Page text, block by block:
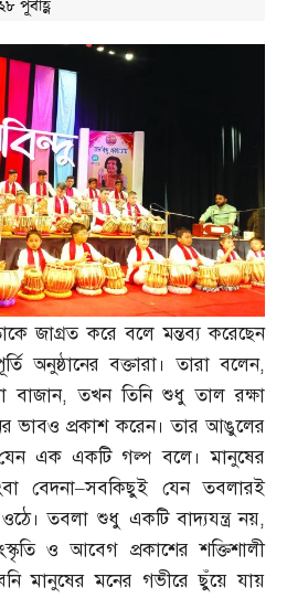
পূর্বাহ্ণ
জাগ্রত করে বলে মন্তব্য করেছেন
অনুষ্ঠানের বক্তারা। তারা বলেন,
বাজান,তখন তিনি শুধু তাল রক্ষা
ভাবও প্রকাশ করেন। তার আঙুলের
এক একটি গল্প বলে। মানুষের
বেদনা–সবকিছুই যেন তবলারই
তবলা শুধু একটি বাদ্যযন্ত্র নয়,
ও আবেগ প্রকাশের শক্তিশালী
মানুষের মনের গভীরে ছুঁয়ে যায়